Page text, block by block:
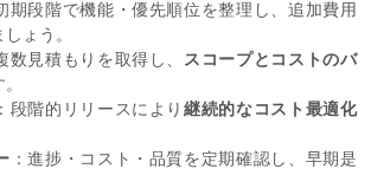
期段階で機能・優先順位を整理し、追加費用
ょう。
数見積もりを取得し、
スコープとコストのバ
：段階的リリースにより継続的なコスト最適化
：進捗・コスト・品質を定期確認し、早期是